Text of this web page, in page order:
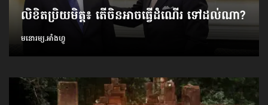
លិខិតប្រិយមិត្ត៖ តើចិនអាចធ្វើដំណើរ ទៅដល់ណា?
មនោរម្យ.អាំងហ្វូ